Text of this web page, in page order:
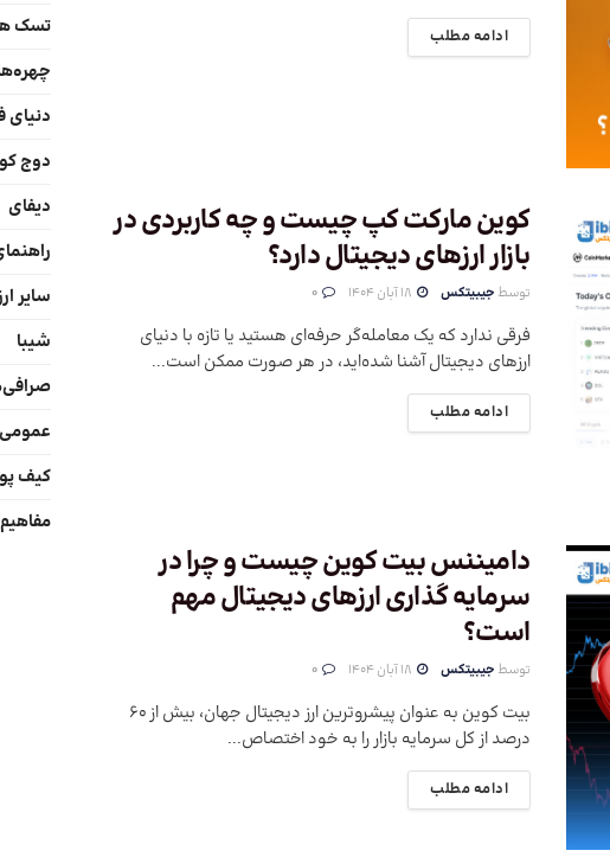
ادامه مطلب
کوین مارکت کپ چیست و چه کاربردی در
بازار ارزهای دیجیتال دارد؟
توسط جیبیتکس
فرقی ندارد که یک معامله‌گر حرفه‌ای هستید یا تازه با دنیای
ارزهای دیجیتال آشنا شده‌اید، در هر صورت ممکن است...
ادامه مطلب
دامیننس بیت کوین چیست و چرا در
سرمایه گذاری ارزهای دیجیتال مهم
است؟
توسط جیبیتکس
بیت کوین به عنوان پیشروترین ارز دیجیتال جهان، بیش از 60
درصد از کل سرمایه بازار را به خود اختصاص...
ادامه مطلب
تسک
دنیای
دوج
دیفای
سایر
شیبا
عمومی
کیف
مفاهیم